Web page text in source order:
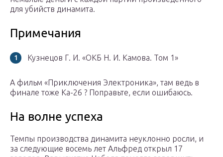
для убийств динамита.
Примечания
Кузнецов Г. И. «ОКБ Н. И. Камова. Том 1»
А фильм «Приключения Электроника», там ведь в
финале тоже Ка-26 ? Поправьте, если ошибаюсь.
На волне успеха
Темпы производства динамита неуклонно росли, и
за следующие восемь лет Альфред открыл 17